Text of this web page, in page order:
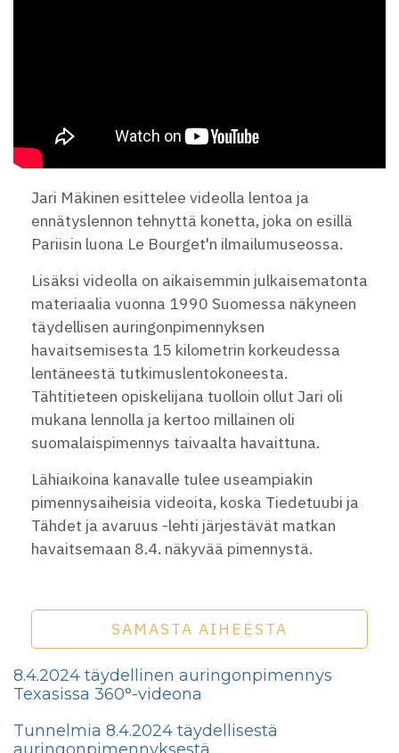
Jari Mäkinen esittelee videolla lentoa ja
ennätyslennon tehnyttä konetta, joka on esillä
Pariisin luona Le Bourget'n ilmailumuseossa.
Lisäksi videolla on aikaisemmin julkaisematonta
materiaalia vuonna 1990 Suomessa näkyneen
täydellisen auringonpimennyksen
havaitsemisesta 15 kilometrin korkeudessa
lentäneestä tutkimuslentokoneesta.
Tähtitieteen opiskelijana tuolloin ollut Jari oli
mukana lennolla ja kertoo millainen oli
suomalaispimennys taivaalta havaittuna.
Lähiaikoina kanavalle tulee useampiakin
pimennysaiheisia videoita, koska Tiedetuubi ja
Tähdet ja avaruus -lehti järjestävät matkan
havaitsemaan 8.4. näkyvää pimennystä.
SAMASTA AIHEESTA
8.4.2024 täydellinen auringonpimennys
Texasissa 360°-videona
Tunnelmia 8.4.2024 täydellisestä